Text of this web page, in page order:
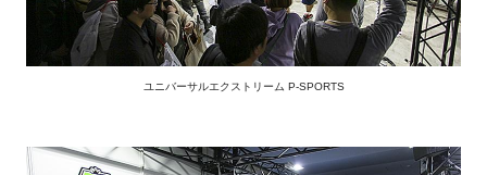
ユニバーサルエクストリーム P-SPORTS